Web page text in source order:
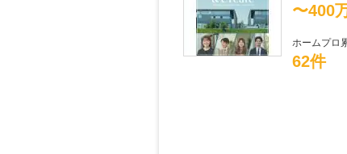
〜400
ホームプロ
62件